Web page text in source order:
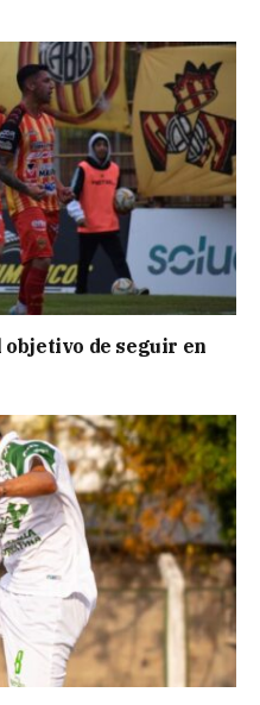
objetivo de seguir en